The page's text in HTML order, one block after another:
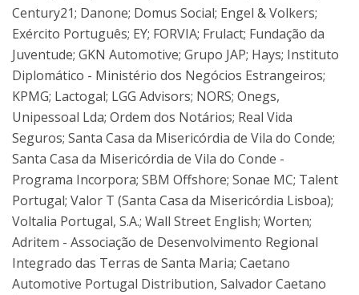
Century21; Danone; Domus Social; Engel & Volkers;
Exército Português; EY; FORVIA; Frulact; Fundação da
Juventude; GKN Automotive; Grupo JAP; Hays; Instituto
Diplomático - Ministério dos Negócios Estrangeiros;
KPMG; Lactogal; LGG Advisors; NORS; Onegs,
Unipessoal Lda; Ordem dos Notários; Real Vida
Seguros; Santa Casa da Misericórdia de Vila do Conde;
Santa Casa da Misericórdia de Vila do Conde -
Programa Incorpora; SBM Offshore; Sonae MC; Talent
Portugal; Valor T (Santa Casa da Misericórdia Lisboa);
Voltalia Portugal, S.A.; Wall Street English; Worten;
Adritem - Associação de Desenvolvimento Regional
Integrado das Terras de Santa Maria; Caetano
Automotive Portugal Distribution, Salvador Caetano